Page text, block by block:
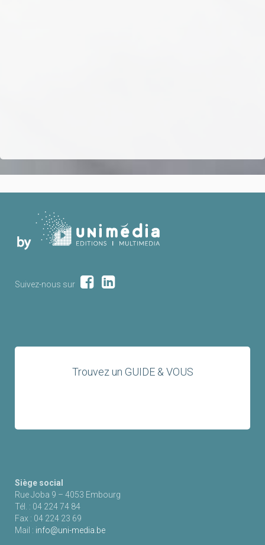
Suivez-nous sur
Trouvez un GUIDE & VOUS
Siège social
Rue Joba 9 – 4053 Embourg
Tél. : 04 224 74 84
Fax : 04 224 23 69
Mail : info@uni-media.be